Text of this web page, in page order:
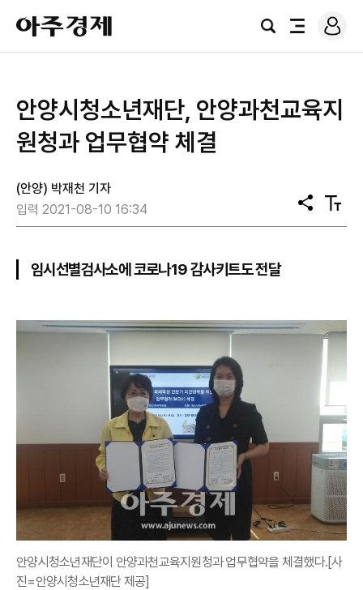
아
주
경
검
전
로
그
안양시청소년재단, 안양과천교육지
원청과 업무협약 체결
(안양) 박재천 기자
입력 2021-08-10 16:34
공
유
텍
스
임시선별검사소에 코로나19 감사키트도 전달
안양시청소년재단이 안양과천교육지원청과 업무협약을 체결했다.[사
진=안양시청소년재단 제공]